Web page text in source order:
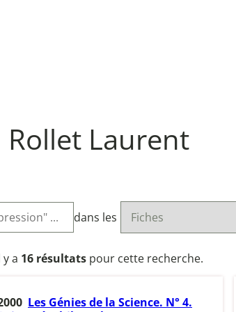
Rollet Laurent
dans les
y a 16 résultatspour cette recherche.
Les Génies de la Science. N° 4.